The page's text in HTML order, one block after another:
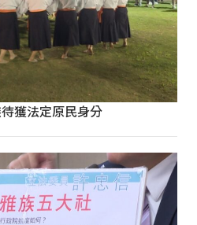
獲法定原民身分